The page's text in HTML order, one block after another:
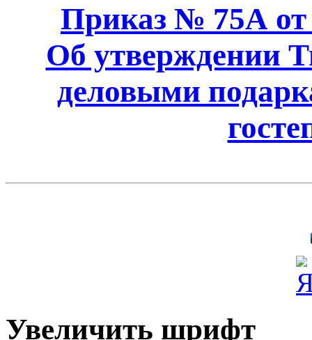
Приказ № 75А от
Об утверждении
деловыми
Увеличить шрифт